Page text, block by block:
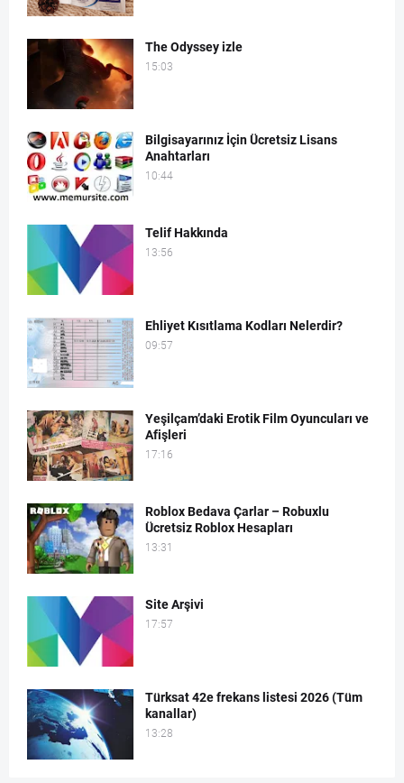
The Odyssey izle
15:03
Bilgisayarınız İçin Ücretsiz Lisans
Anahtarları
10:44
Telif Hakkında
13:56
Ehliyet Kısıtlama Kodları Nelerdir?
09:57
Yeşilçam’daki Erotik Film Oyuncuları ve
Afişleri
17:16
Roblox Bedava Çarlar – Robuxlu
Ücretsiz Roblox Hesapları
13:31
Site Arşivi
17:57
Türksat 42e frekans listesi 2026 (Tüm
kanallar)
13:28